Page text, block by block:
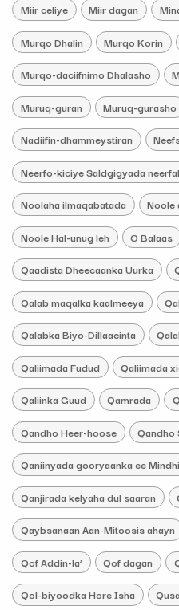
Miir celiye Miir dagan
Murqo Dhalin Murqo Korin
Murqo-daciifnimo Dhalasho
Muruq-guran Muruq-gurasho
Nadiifin-dhammeystiran
Neerfo-kiciye Saldgigyada
Noolaha ilmaqabatada Noole
Noole Hal-unug leh O Balaas
Qaadista Dheecaanka Uurka
Qalab maqalka kaalmeeya
Qalabka Biyo-Dillaacinta
Qaliimada Fudud Qaliimada
Qaliinka Guud Qamrada
Qandho Heer-hoose Qandho
Qaniinyada gooryaanka ee
Qanjirada kelyaha dul saaran
Qaybsanaan Aan-Mitoosis ahayn
Qof Addin-la’ Qof dagan
Qol-biyoodka Hore Isha